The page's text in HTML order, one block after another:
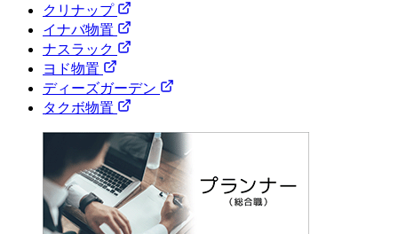
クリナップ
イナバ物置
ナスラック
ヨド物置
ディーズガーデン
タクボ物置